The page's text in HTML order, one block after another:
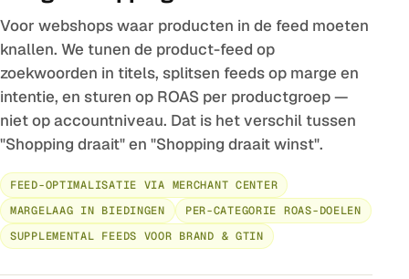
Voor webshops waar producten in de feed moeten
knallen. We tunen de product-feed op
zoekwoorden in titels, splitsen feeds op marge en
intentie, en sturen op ROAS per productgroep —
niet op accountniveau. Dat is het verschil tussen
"Shopping draait" en "Shopping draait winst".
FEED-OPTIMALISATIE VIA MERCHANT CENTER
MARGELAAG IN BIEDINGEN
PER-CATEGORIE ROAS-DOELEN
SUPPLEMENTAL FEEDS VOOR BRAND & GTIN